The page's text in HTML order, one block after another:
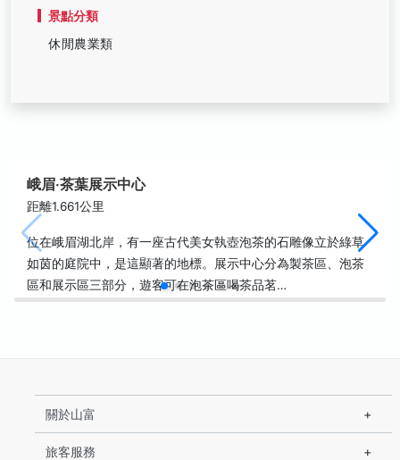
景點分類
休閒農業類
峨眉‧茶葉展示中心
距離1.661公里
位在峨眉湖北岸，有一座古代美女執壺泡茶的石雕像立於綠草
如茵的庭院中，是這顯著的地標。展示中心分為製茶區、泡茶
區和展示區三部分，遊客可在泡茶區喝茶品茗…
關於山富
旅客服務